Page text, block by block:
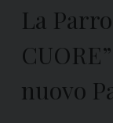
La
nuovo